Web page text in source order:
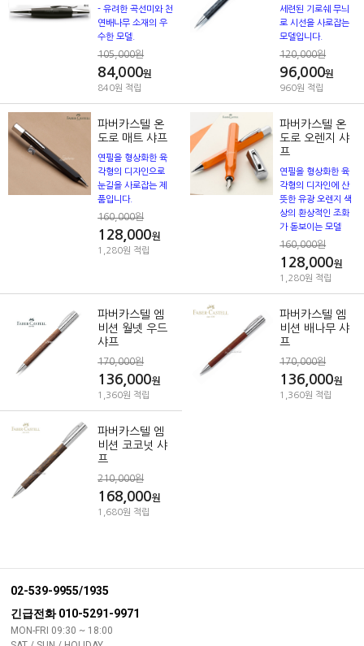
- 유려한 곡선미와 천
연배나무 소재의 우
수한 모델.
105,000원
84,000원
840원 적립
세련된 기로쉐 무늬
로 시선을 사로잡는
모델입니다.
120,000원
96,000원
960원 적립
파버카스텔 온
도로 매트 샤프
연필을 형상화한 육
각형의 디자인으로
눈길을 사로잡는 제
품입니다.
160,000원
128,000원
1,280원 적립
파버카스텔 온
도로 오렌지 샤
프
연필을 형상화한 육
각형의 디자인에 산
뜻한 유광 오렌지 색
상의 환상적인 조화
가 돋보이는 모델
160,000원
128,000원
1,280원 적립
파버카스텔 엠
비션 월넷 우드
샤프
170,000원
136,000원
1,360원 적립
파버카스텔 엠
비션 배나무 샤
프
170,000원
136,000원
1,360원 적립
파버카스텔 엠
비션 코코넛 샤
프
210,000원
168,000원
1,680원 적립
02-539-9955/1935
긴급전화 010-5291-9971
MON-FRI 09:30 ~ 18:00